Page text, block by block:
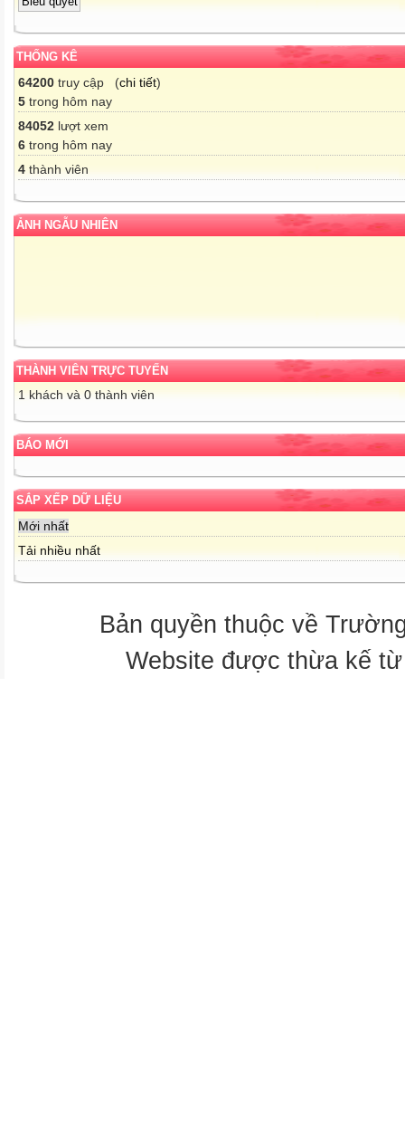
THỐNG KÊ
64200 truy cập (chi tiết)
5 trong hôm nay
84052 lượt xem
6 trong hôm nay
4 thành viên
ẢNH NGẪU NHIÊN
THÀNH VIÊN TRỰC TUYẾN
1 khách và 0 thành viên
BÁO MỚI
SẮP XẾP DỮ LIỆU
Mới nhất
Tải nhiều nhất
Bản quyền thuộc về
Website được thừa kế